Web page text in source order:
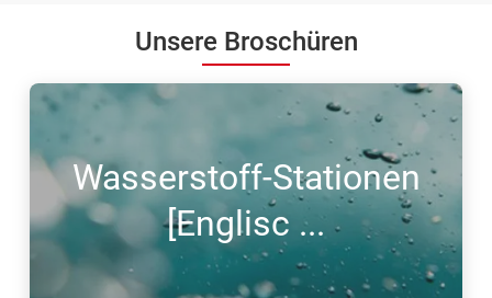
Unsere Broschüren
Wasserstoff-Stationen
[Englisc ...